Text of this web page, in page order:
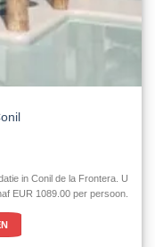
in Conil de la Frontera. U
EUR 1089.00 per persoon.